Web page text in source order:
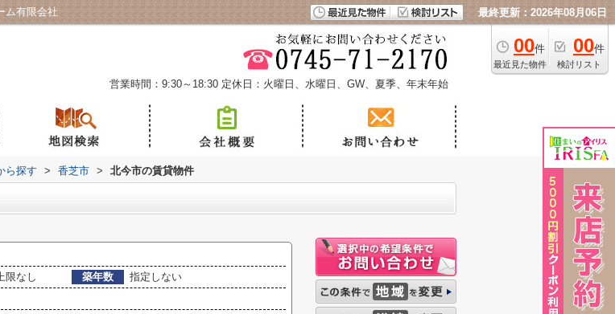
ム有限会社 最終更新：2026年08月06日
00件
最近見た物件
00件
検討リスト
営業時間：9:30～18:30 定休日：火曜日、水曜日、GW、夏季、年末年始
ら探す > 香芝市 > 北今市の賃貸物件
限なし 築年数
指定しない